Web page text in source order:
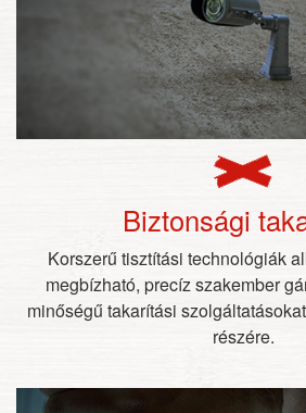
Biztonsági
Korszerű tisztítási technológiák
megbízható, precíz szakember
minőségű takarítási
részére.